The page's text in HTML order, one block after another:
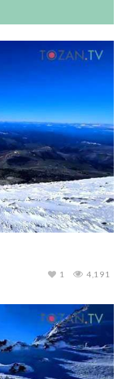
4,191
1